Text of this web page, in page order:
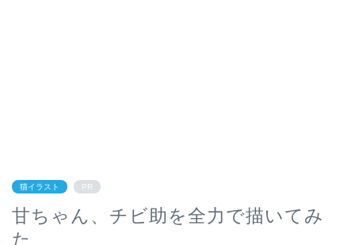
猫イラスト PR
甘ちゃん、チビ助を全力で描いてみ
た